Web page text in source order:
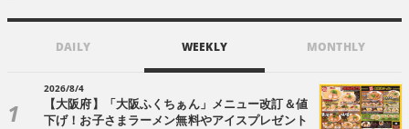
DAILY WEEKLY MONTHLY
2026/8/4
【大阪府】「大阪ふくちぁん」メニュー改訂＆値
下げ！お子さまラーメン無料やアイスプレゼント